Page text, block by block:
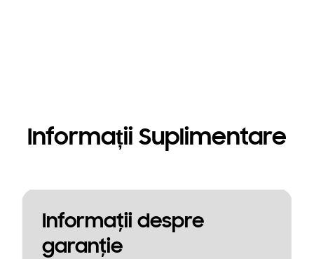
Informații Suplimentare
Informaţii despre
garanţie